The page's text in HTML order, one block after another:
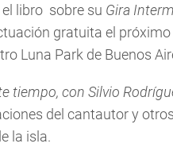
libro sobre su Gira
gratuita el
Luna Park de Buenos
tiempo, con Silvio
del cantautor y
la isla.